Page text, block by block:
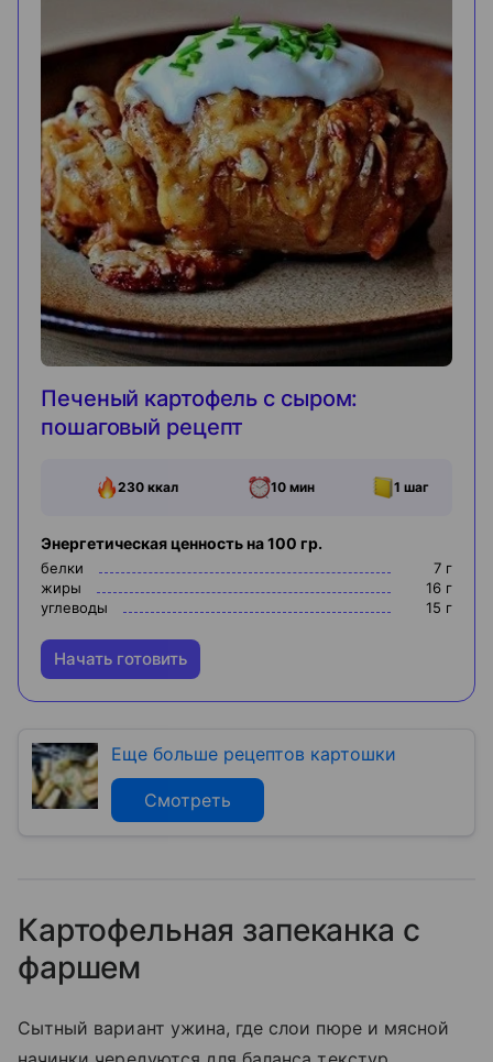
Печеный картофель с сыром:
пошаговый рецепт
230ккал 10 мин 1 шаг
Энергетическая ценность на 100 гр.
белки 7 г
жиры
16 г
углеводы
15 г
Начать готовить
Еще больше рецептов картошки
Смотреть
Картофельная запеканка с
фаршем
Сытный вариант ужина, где слои пюре и мясной